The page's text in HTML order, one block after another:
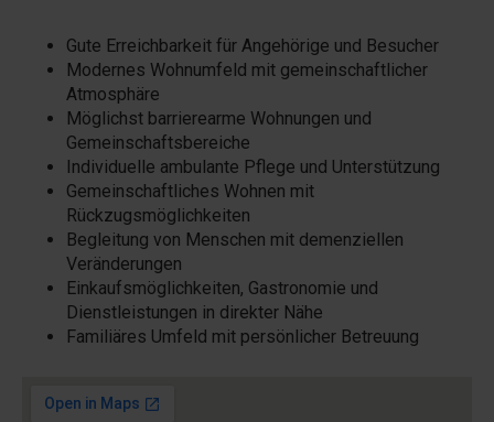
Gute Erreichbarkeit für Angehörige und Besucher
Modernes Wohnumfeld mit gemeinschaftlicher
Atmosphäre
Möglichst barrierearme Wohnungen und
Gemeinschaftsbereiche
Individuelle ambulante Pflege und Unterstützung
Gemeinschaftliches Wohnen mit
Rückzugsmöglichkeiten
Begleitung von Menschen mit demenziellen
Veränderungen
Einkaufsmöglichkeiten, Gastronomie und
Dienstleistungen in direkter Nähe
Familiäres Umfeld mit persönlicher Betreuung